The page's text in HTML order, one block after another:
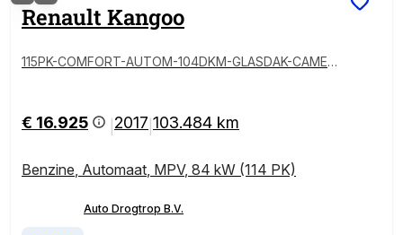
Renault Kangoo
115PK-COMFORT-AUTOM-104DKM-GLASDAK-CAMER
€ 16.925 2017 103.484 km
Benzine, Automaat, MPV, 84 kW (114 PK)
Auto Drogtrop B.V.